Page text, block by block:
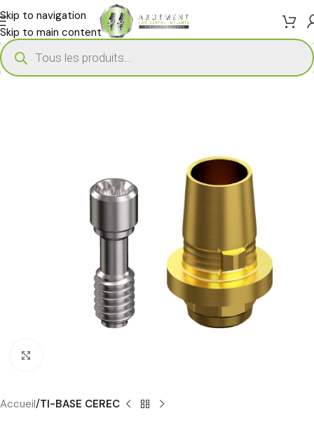
Skip to navigation
Skip to main content
Accueil TI-BASE CEREC